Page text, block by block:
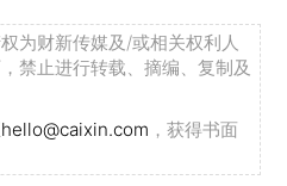
为财新传媒及/或相关权利人
禁止进行转载、摘编、复制及
hello@caixin.com ，获得书面